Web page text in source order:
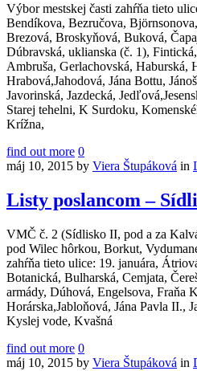
Výbor mestskej časti zahŕňa tieto
Bendíkova, Bezručova,
Brezová, Broskyňová, Buková,
Dúbravská, uklianska (č. 1),
Ambruša, Gerlachovská, Haburská,
Hrabová,Jahodová, Jána Bottu,
Javorinská, Jazdecká,
Starej tehelni, K Surdoku,
Krížna,
find out more 0
máj 10, 2015 by Viera Štupáková in
Listy poslancom –
VMČ č. 2 (Sídlisko II, pod a za
pod Wilec hôrkou, Borkut,
zahŕňa tieto ulice: 19. januára,
Botanická, Bulharská, Cemjata,
armády, Dúhová, Engelsova, Fraňa
Horárska,Jabloňová, Jána Pavla II.,
Kyslej vode, Kvašná
find out more 0
máj 10, 2015 by Viera Štupáková in